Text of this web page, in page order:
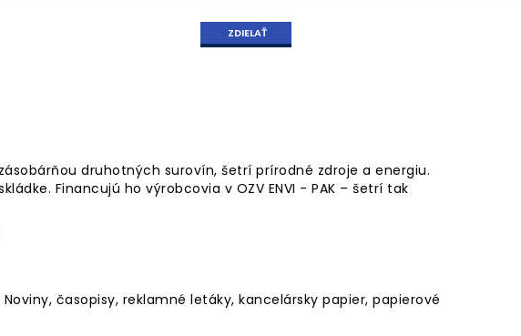
ZDIELAŤ
druhotných surovín, šetrí prírodné zdroje a energiu.
Financujú ho výrobcovia v OZV ENVI - PAK – šetrí tak
Noviny, časopisy, reklamné letáky, kancelársky papier, papierové